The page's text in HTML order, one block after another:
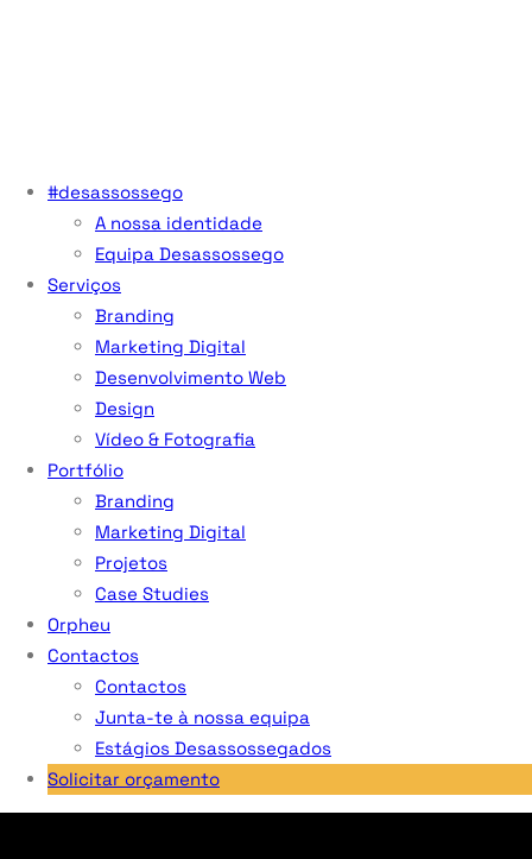
#desassossego
A nossa identidade
Equipa Desassossego
Serviços
Branding
Marketing Digital
Desenvolvimento Web
Design
Vídeo & Fotografia
Portfólio
Branding
Marketing Digital
Projetos
Case Studies
Orpheu
Contactos
Contactos
Junta-te à nossa equipa
Estágios Desassossegados
Solicitar orçamento